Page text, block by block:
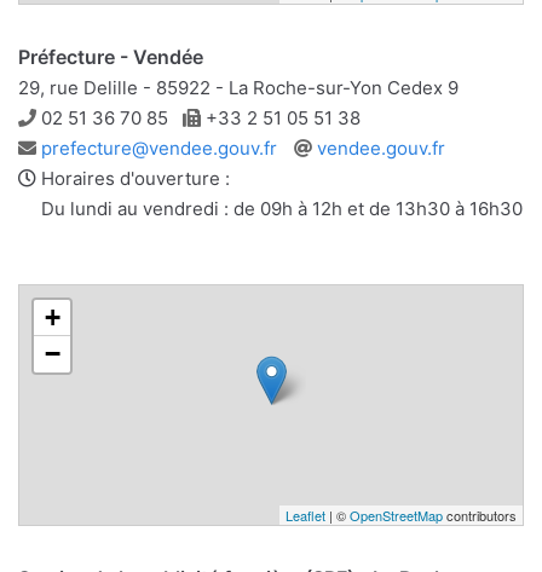
Préfecture - Vendée
29, rue Delille - 85922 - La Roche-sur-Yon Cedex 9
Téléphone
02 51 36 70 85 Télécopie
+33 2 51 05 51 38
Adresse
e-
mail
prefecture@vendee.gouv.fr
Site
vendee.gouv.fr
Horaires d'ouverture :
Du lundi au vendredi : de 09h à 12h et de 13h30 à 16h30
+
−
Leaflet | ©OpenStreetMapcontributors